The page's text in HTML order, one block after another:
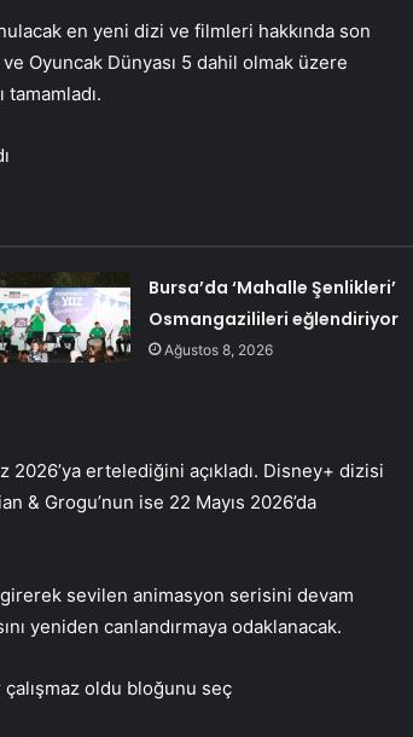
en yeni dizi ve filmleri hakkında son
Oyuncak Dünyası 5 dahil olmak üzere
tamamladı.
Bursa’da ‘Mahalle Şenlikleri’
Osmangazilileri eğlendiriyor
Ağustos 8, 2026
2026’ya ertelediğini açıkladı. Disney+ dizisi
& Grogu’nun ise 22 Mayıs 2026’da
sevilen animasyon serisini devam
yeniden canlandırmaya odaklanacak.
oldu bloğunu seç